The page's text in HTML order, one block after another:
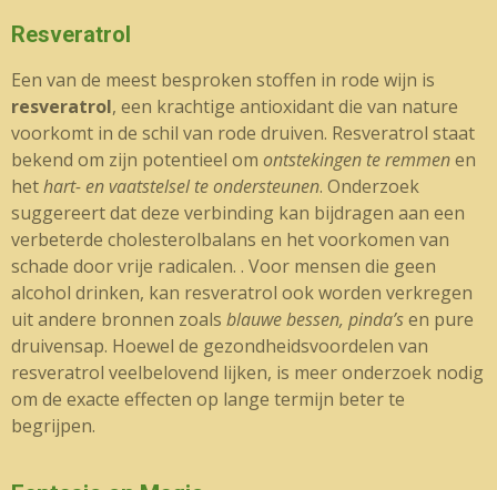
Resveratrol
Een van de meest besproken stoffen in rode wijn is
resveratrol, een krachtige antioxidant die van nature
voorkomt in de schil van rode druiven. Resveratrol staat
bekend om zijn potentieel om ontstekingen te remmenen
hethart- en vaatstelsel te ondersteunen. Onderzoek
suggereert dat deze verbinding kan bijdragen aan een
verbeterde cholesterolbalans en het voorkomen van
schade door vrije radicalen. . Voor mensen die geen
alcohol drinken, kan resveratrol ook worden verkregen
uit andere bronnen zoals blauwe bessen, pinda’sen pure
druivensap. Hoewel de gezondheidsvoordelen van
resveratrol veelbelovend lijken, is meer onderzoek nodig
om de exacte effecten op lange termijn beter te
begrijpen.